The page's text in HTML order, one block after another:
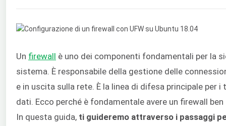
Un firewall è uno dei componenti fondamentali per la
sistema. È responsabile della gestione delle
e in uscita sulla rete. È la linea di difesa principale per i
dati. Ecco perché è fondamentale avere un firewall
In questa guida, ti guideremo attraverso i passaggi